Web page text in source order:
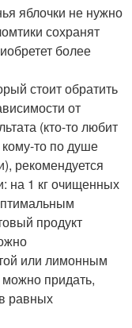
яблочки не нужно
сохранят
более
стоит обратить
от
(кто-то любит
то по душе
рекомендуется
на 1 кг очищенных
продукт
или лимонным
придать,
равных